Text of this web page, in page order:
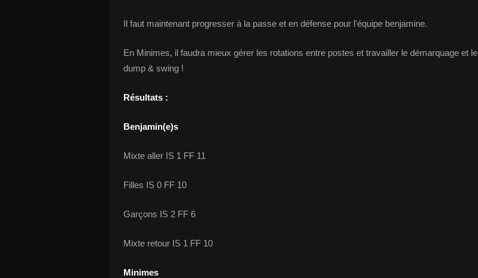
Il faut maintenant progresser à la passe et en défense pour l'équipe benjamine.
En Minimes, il faudra mieux gérer les rotations entre postes et travailler le démarquage et le
dump & swing !
Résultats :
Benjamin(e)s
Mixte aller IS 1 FF 11
Filles IS 0 FF 10
Garçons IS 2 FF 6
Mixte retour IS 1 FF 10
Minimes